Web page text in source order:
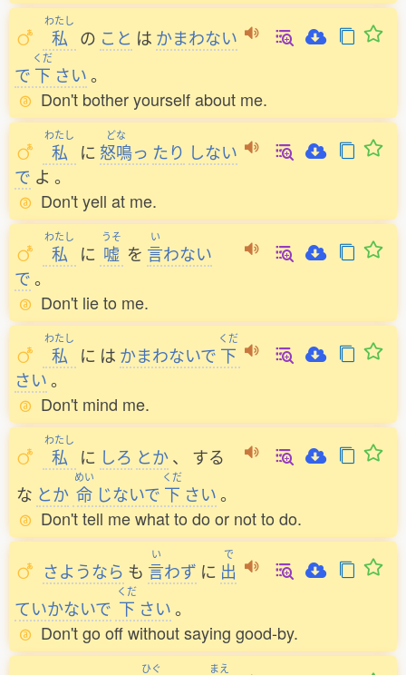
わたし
私 の こと は かまわない
で
くだ
下 さい。
Don't bother yourself about me.
わたし
私 に
どな
怒鳴っ たり しない
で よ 。
Don't yell at me.
わたし
私 に
うそ
嘘 を
い
言わない
で。
Don't lie to me.
わたし
私 に は かまわないで
くだ
下
さい。
Don't mind me.
わたし
私 に しろ とか 、
する
な とか
めい
命 じないで
くだ
下 さい。
Don't tell me what to do or not to do.
さようなら も
い
言わず に
で
出
ていかないで
くだ
下 さい。
Don't go off without saying good-by.
ひぐ まえ